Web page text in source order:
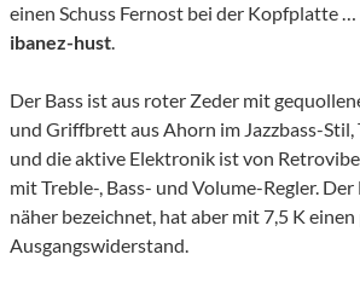
einen Schuss Fernost bei der Kopfplatte …
ibanez-hust.
Der Bass ist aus roter Zeder mit
und Griffbrett aus Ahorn im Jazzbass-
und die aktive Elektronik ist von
mit Treble-, Bass- und Volume-Regler.
näher bezeichnet, hat aber mit 7,5 K
Ausgangswiderstand.